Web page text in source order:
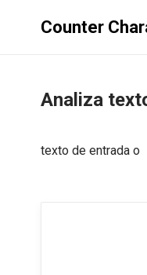
Counter
Analiza
texto de entrada o